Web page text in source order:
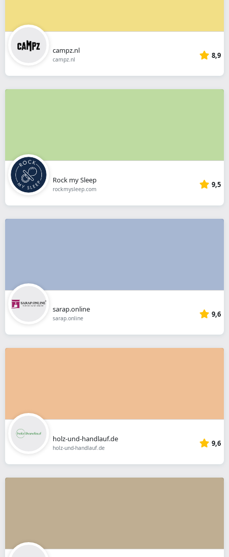
campz.nl
campz.nl 8,9
Rock my Sleep
rockmysleep.com 9,5
sarap.online
sarap.online 9,6
holz-und-handlauf.de
holz-und-handlauf.de 9,6